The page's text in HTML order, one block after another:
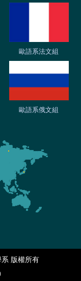
歐語系法文組
歐語系俄文組
版權所有